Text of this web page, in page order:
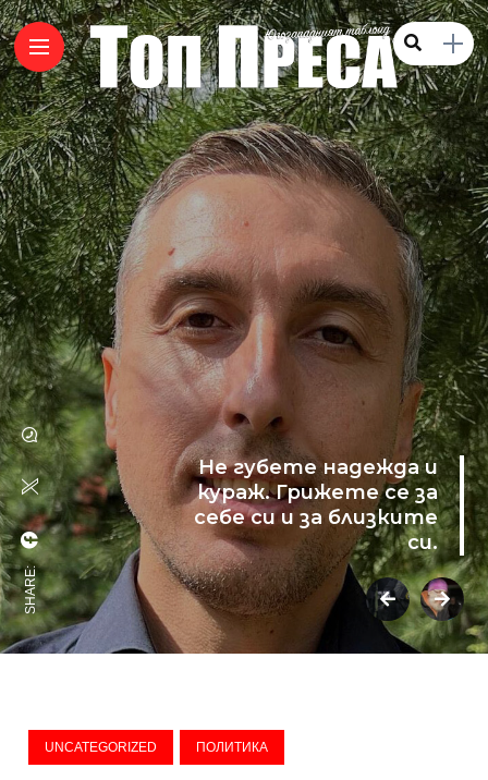
Не губете надежда и
кураж. Грижете се за
себе си и за близките
си.
SHARE:
UNCATEGORIZED ПОЛИТИКА